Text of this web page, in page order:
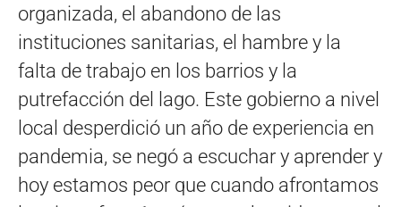
organizada, el abandono de las
instituciones sanitarias, el hambre y la
falta de trabajo en los barrios y la
putrefacción del lago. Este gobierno a nivel
local desperdició un año de experiencia en
pandemia, se negó a escuchar y aprender y
hoy estamos peor que cuando afrontamos